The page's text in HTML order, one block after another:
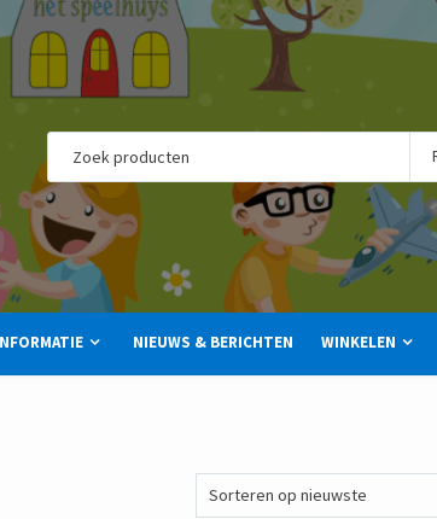
NIEUWS & BERICHTEN WINKELEN